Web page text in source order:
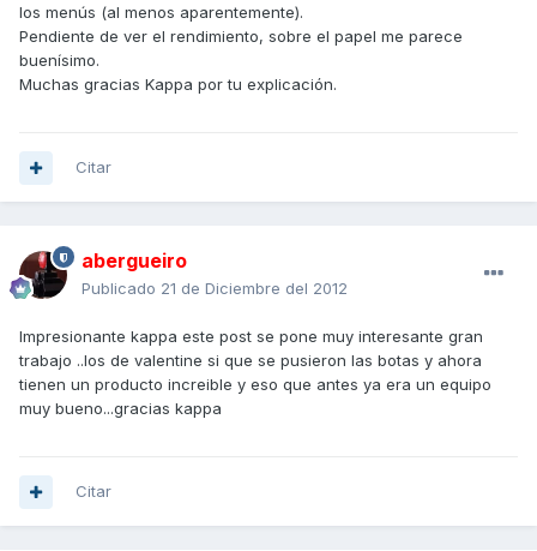
los menús (al menos aparentemente).
Pendiente de ver el rendimiento, sobre el papel me parece
buenísimo.
Muchas gracias Kappa por tu explicación.
Citar
abergueiro
Publicado 21 de Diciembre del 2012
Impresionante kappa este post se pone muy interesante gran
trabajo ..los de valentine si que se pusieron las botas y ahora
tienen un producto increible y eso que antes ya era un equipo
muy bueno...gracias kappa
Citar